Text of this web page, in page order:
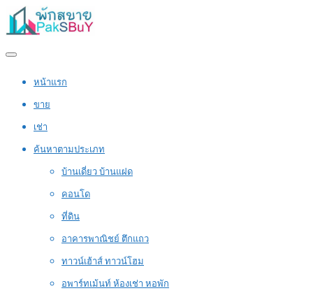
หน้าแรก
ขาย
เช่า
ค้นหาตามประเภท
บ้านเดี่ยว บ้านแฝด
คอนโด
ที่ดิน
อาคารพาณิชย์ ตึกแถว
ทาวน์เฮ้าส์ ทาวน์โฮม
อพาร์ทเม้นท์ ห้องเช่า หอพัก